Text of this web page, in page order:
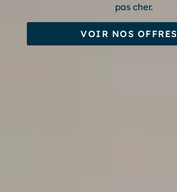
pas cher.
VOIR NOS OFFRES